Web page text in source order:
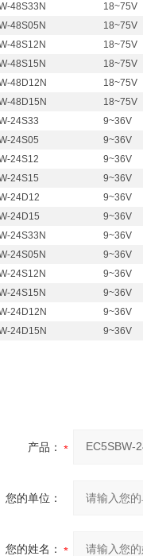
48S33N
18~75V
48S05N
18~75V
48S12N
18~75V
48S15N
18~75V
48D12N
18~75V
48D15N
18~75V
24S33
9~36V
24S05
9~36V
24S12
9~36V
24S15
9~36V
24D12
9~36V
24D15
9~36V
24S33N
9~36V
24S05N
9~36V
24S12N
9~36V
24S15N
9~36V
24D12N
9~36V
24D15N
9~36V
产品：
您的单位：
您的姓名：